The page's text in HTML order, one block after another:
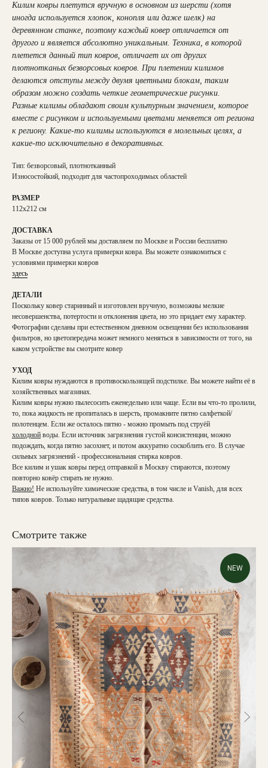
Килим ковры плетутся вручную в основном из шерсти (хотя
иногда используется хлопок, конопля или даже шелк) на
деревянном станке, поэтому каждый ковер отличается от
другого и является абсолютно уникальным. Техника, в которой
плетется данный тип ковров, отличает их от других
плотнотканых безворсовых ковров. При плетении килимов
делаются отступы между двумя цветными блокам, таким
образом можно создать четкие геометрические рисунки.
Разные килимы обладают своим культурным значением, которое
вместе с рисунком и используемыми цветами меняется от региона
к региону. Какие-то килимы используются в молельных целях, а
какие-то исключительно в декоративных.
Тип: безворсовый, плотнотканный
Износостойкий, подходит для частопроходимых областей
РАЗМЕР
112х212 см
ДОСТАВКА
Заказы от 15 000 рублей мы доставляем по Москве и России бесплатно
В Москве доступна услуга примерки ковра. Вы можете ознакомиться с
условиями примерки ковров
здесь
ДЕТАЛИ
Поскольку ковер старинный и изготовлен вручную, возможны мелкие
несовершенства, потертости и отклонения цвета, но это придает ему характер.
Фотографии сделаны при естественном дневном освещении без использования
фильтров, но цветопередача может немного меняться в зависимости от того, на
каком устройстве вы смотрите ковер
УХОД
Килим ковры нуждаются в противоскользящей подстилке. Вы можете найти её в
хозяйственных магазинах.
Килим ковры нужно пылесосить еженедельно или чаще. Если вы что-то пролили,
то, пока жидкость не пропиталась в шерсть, промакните пятно салфеткой/
полотенцем. Если же осталось пятно - можно промыть под струёй
холодной воды. Если источник загрязнения густой консистенции, можно
подождать, когда пятно засохнет, и потом аккуратно соскоблить его. В случае
сильных загрязнений - профессиональная стирка ковров.
Все килим и ушак ковры перед отправкой в Москву стираются, поэтому
повторно ковёр стирать не нужно.
Важно! Не используйте химические средства, в том числе и Vanish, для всех
типов ковров. Только натуральные щадящие средства.
Смотрите также
NEW